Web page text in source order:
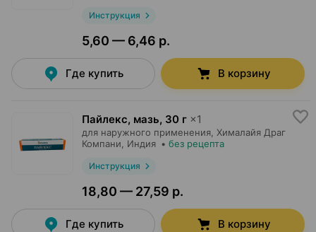
Инструкция
5,60 — 6,46 р.
Где купить В корзину
Пайлекс, мазь, 30 г ×1
для наружного применения, Хималайя Драг
Компани, Индия • без рецепта
Инструкция
18,80 — 27,59 р.
Где купить В корзину